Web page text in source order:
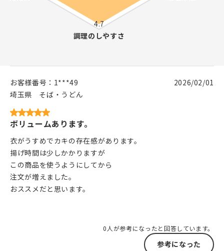
お客様番号： 1***49
埼玉県
そば・うどん
2026/02/01
ボリュームあります。
衣がうすめでカキの存在感があります。
揚げ時間は少しかかりますが
この商品を使うようにしてから
注文が増えました。
おススメだと思います。
0人が参考になったと回答しています。
参考になった